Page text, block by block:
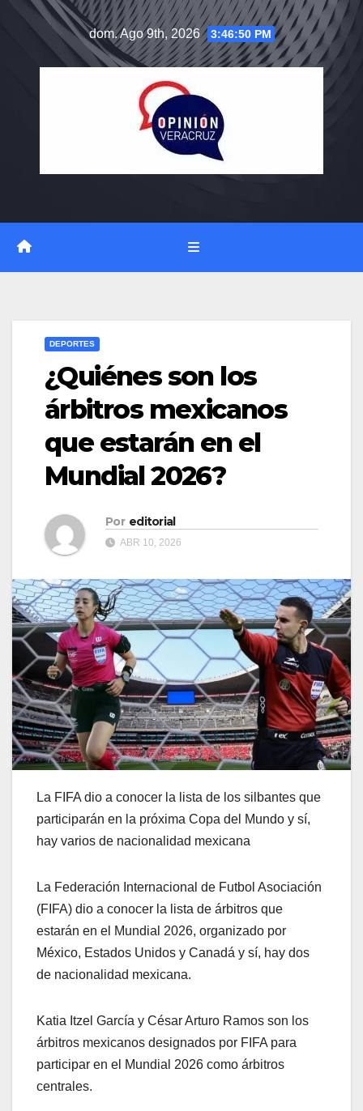
dom. Ago 9th, 2026 3:46:50 PM
DEPORTES
¿Quiénes son los
árbitros mexicanos
que estarán en el
Mundial 2026?
Por editorial
ABR 10, 2026
La FIFA dio a conocer la lista de los silbantes que
participarán en la próxima Copa del Mundo y sí,
hay varios de nacionalidad mexicana
La Federación Internacional de Futbol Asociación
(FIFA) dio a conocer la lista de árbitros que
estarán en el Mundial 2026, organizado por
México, Estados Unidos y Canadá y sí, hay dos
de nacionalidad mexicana.
Katia Itzel García y César Arturo Ramos son los
árbitros mexicanos designados por FIFA para
participar en el Mundial 2026 como árbitros
centrales.